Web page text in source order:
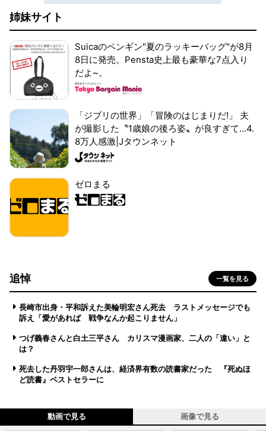
姉妹サイト
Suicaのペンギン"夏のラッキーバッグ"が8月
8日に発売。Pensta史上最も豪華な7点入り
だよ~。
「ジブリの世界」「冒険のはじまりだ!」 夫
が撮影した〝1歳娘の後ろ姿〟が良すぎて...4.
8万人感激|Jタウンネット
ゼロまる
追悼 一覧を見る
長崎市出身・平和訴えた美輪明宏さん死去 ラストメッセージでも
訴え「愛があれば 戦争なんか起こりません」
つげ義春さんと白土三平さん カリスマ漫画家、二人の「違い」と
は？
死去した丹羽宇一郎さんは、経済界有数の読書家だった 『死ぬほ
ど読書』ベストセラーに
動画で見る 画像で見る